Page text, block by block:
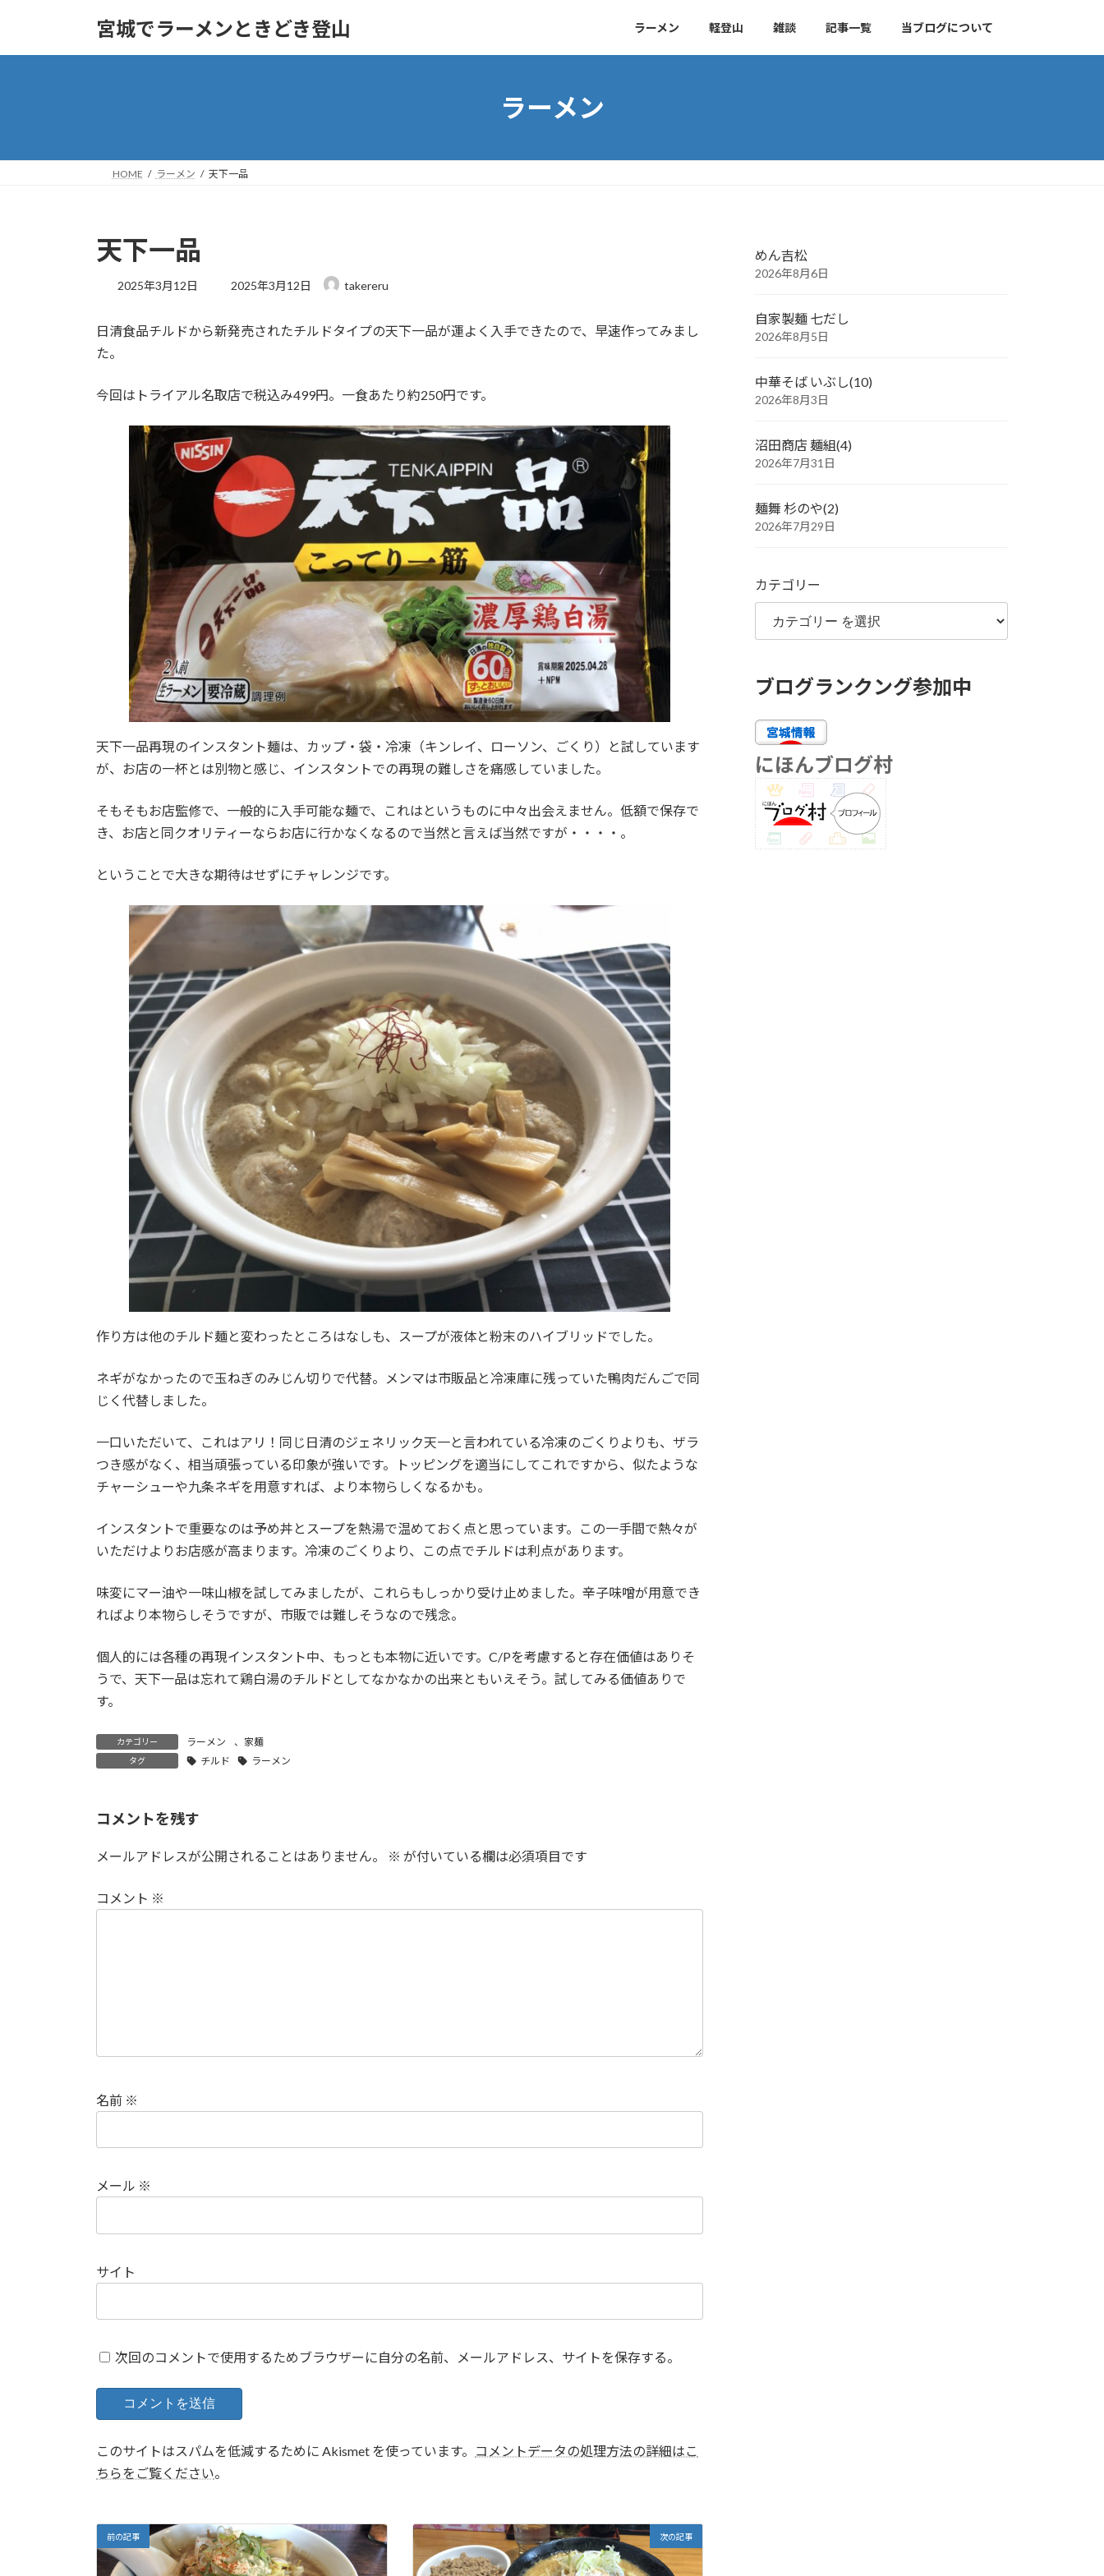
宮城でラーメンときどき登山 ラーメン 軽登山 雑談 記事一覧 当ブログについて
ラーメン
HOME ラーメン 天下一品
天下一品
2025年3月12日
最
新
2025年3月12日 takereru
日清食品チルドから新発売されたチルドタイプの天下一品が運よく入手できたので、早速作ってみまし
た。
今回はトライアル名取店で税込み499円。一食あたり約250円です。
天下一品再現のインスタント麺は、カップ・袋・冷凍（キンレイ、ローソン、ごくり）と試しています
が、お店の一杯とは別物と感じ、インスタントでの再現の難しさを痛感していました。
そもそもお店監修で、一般的に入手可能な麺で、これはというものに中々出会えません。低額で保存で
き、お店と同クオリティーならお店に行かなくなるので当然と言えば当然ですが・・・・。
ということで大きな期待はせずにチャレンジです。
作り方は他のチルド麺と変わったところはなしも、スープが液体と粉末のハイブリッドでした。
ネギがなかったので玉ねぎのみじん切りで代替。メンマは市販品と冷凍庫に残っていた鴨肉だんごで同
じく代替しました。
一口いただいて、これはアリ！同じ日清のジェネリック天一と言われている冷凍のごくりよりも、ザラ
つき感がなく、相当頑張っている印象が強いです。トッピングを適当にしてこれですから、似たような
チャーシューや九条ネギを用意すれば、より本物らしくなるかも。
インスタントで重要なのは予め丼とスープを熱湯で温めておく点と思っています。この一手間で熱々が
いただけよりお店感が高まります。冷凍のごくりより、この点でチルドは利点があります。
味変にマー油や一味山椒を試してみましたが、これらもしっかり受け止めました。辛子味噌が用意でき
ればより本物らしそうですが、市販では難しそうなので残念。
個人的には各種の再現インスタント中、もっとも本物に近いです。C/Pを考慮すると存在価値はありそ
うで、天下一品は忘れて鶏白湯のチルドとしてなかなかの出来ともいえそう。試してみる価値ありで
す。
カテゴリー ラーメン 、 家麺
タグ チルド ラーメン
コメントを残す
メールアドレスが公開されることはありません。 ※ が付いている欄は必須項目です
コメント ※
名前 ※
メール ※
サイト
次回のコメントで使用するためブラウザーに自分の名前、メールアドレス、サイトを保存する。
このサイトはスパムを低減するために Akismet を使っています。
コメントデータの処理方法の詳細はこ
ちらをご覧ください。
前の記事 次の記事
めん吉松
2026年8月6日
自家製麺 七だし
2026年8月5日
中華そば いぶし(10)
2026年8月3日
沼田商店 麺組(4)
2026年7月31日
麺舞 杉のや(2)
2026年7月29日
カテゴリー
ブログランクング参加中
にほんブログ村